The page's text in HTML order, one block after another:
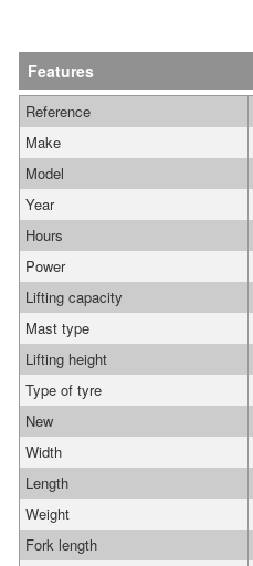
Features
Reference
Make
Model
Year
Hours
Power
Lifting capacity
Mast type
Lifting height
Type of tyre
New
Width
Length
Weight
Fork length